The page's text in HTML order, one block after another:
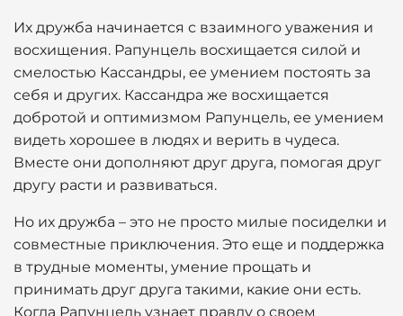
Их дружба начинается с взаимного уважения и
восхищения. Рапунцель восхищается силой и
смелостью Кассандры, ее умением постоять за
себя и других. Кассандра же восхищается
добротой и оптимизмом Рапунцель, ее умением
видеть хорошее в людях и верить в чудеса.
Вместе они дополняют друг друга, помогая друг
другу расти и развиваться.
Но их дружба – это не просто милые посиделки и
совместные приключения. Это еще и поддержка
в трудные моменты, умение прощать и
принимать друг друга такими, какие они есть.
Когда Рапунцель узнает правду о своем